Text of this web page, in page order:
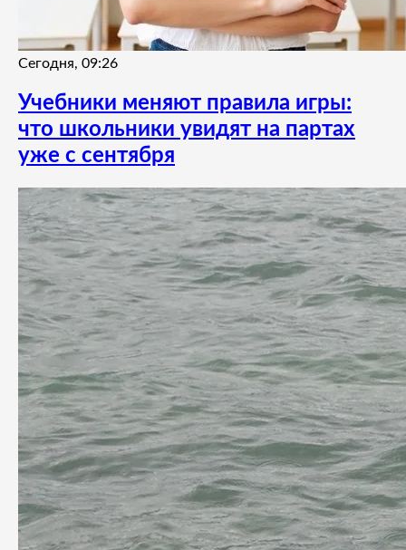
Сегодня, 09:26
Учебники меняют правила игры:
что школьники увидят на партах
уже с сентября